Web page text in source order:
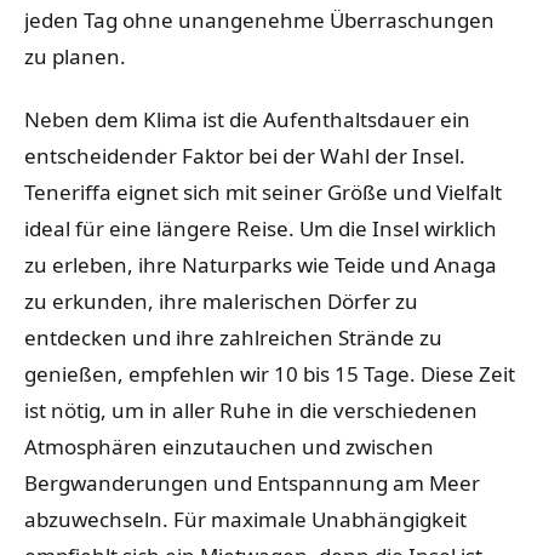
jeden Tag ohne unangenehme Überraschungen
zu planen.
Neben dem Klima ist die Aufenthaltsdauer ein
entscheidender Faktor bei der Wahl der Insel.
Teneriffa eignet sich mit seiner Größe und Vielfalt
ideal für eine längere Reise. Um die Insel wirklich
zu erleben, ihre Naturparks wie Teide und Anaga
zu erkunden, ihre malerischen Dörfer zu
entdecken und ihre zahlreichen Strände zu
genießen, empfehlen wir 10 bis 15 Tage. Diese Zeit
ist nötig, um in aller Ruhe in die verschiedenen
Atmosphären einzutauchen und zwischen
Bergwanderungen und Entspannung am Meer
abzuwechseln. Für maximale Unabhängigkeit